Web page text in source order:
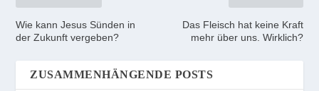
Wie kann Jesus Sünden in
der Zukunft vergeben?
Das Fleisch hat keine Kraft
mehr über uns. Wirklich?
ZUSAMMENHÄNGENDE POSTS